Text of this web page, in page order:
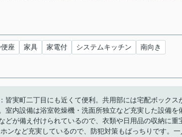
座 家具 家電付 システムキッチン 南向き
皆実町二丁目にも近くて便利。共用部には宅配ボック
室内設備は浴室乾燥機・洗面所独立など充実した設備
どが備え付けられているので、衣類や日用品の収納に
ンなど充実しているので、防犯対策もばっちりです。